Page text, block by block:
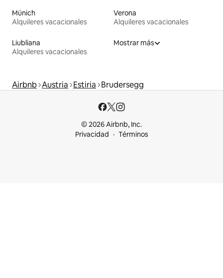
Múnich
Alquileres vacacionales
Verona
Alquileres vacacionales
Liubliana
Alquileres vacacionales
Mostrar más
Airbnb Austria Estiria Brudersegg
© 2026 Airbnb, Inc.
Privacidad
Términos